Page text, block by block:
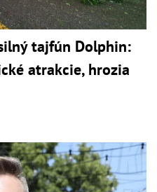
tajfún Dolphin:
atrakcie, hrozia